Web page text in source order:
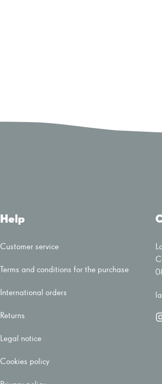
Help
Customer service
Terms and conditions for the purchase
International orders
Returns
Legal notice
Cookies policy